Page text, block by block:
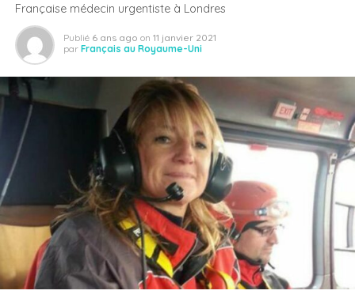
Française médecin urgentiste à Londres
Publié 6 ans ago on 11 janvier 2021
par Français au Royaume-Uni